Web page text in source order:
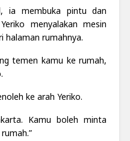
ia membuka pintu dan
menyalakan mesin
halaman rumahnya.
temen kamu ke rumah,
ke arah Yeriko.
Kamu boleh minta